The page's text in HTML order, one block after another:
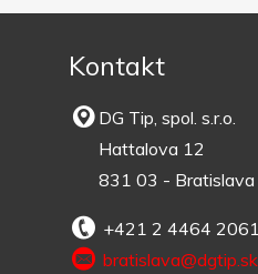
Kontakt
DG Tip, spol. s.r.o.
Hattalova 12
831 03 - Bratislava
+421 2 4464 2061
bratislava@dgtip.sk